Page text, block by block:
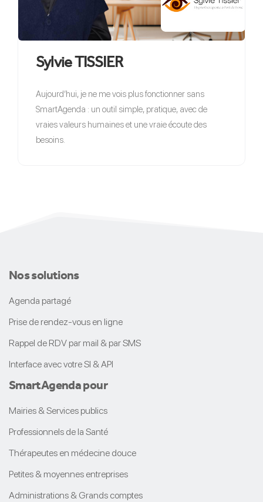
Sylvie TISSIER
Aujourd’hui, je ne me vois plus fonctionner sans
SmartAgenda : un outil simple, pratique, avec de
vraies valeurs humaines et une vraie écoute des
besoins.
Nos solutions
Agenda partagé
Prise de rendez-vous en ligne
Rappel de RDV par mail & par SMS
Interface avec votre SI & API
SmartAgendapour
Mairies & Services publics
Professionnels de la Santé
Thérapeutes en médecine douce
Petites & moyennes entreprises
Administrations & Grands comptes